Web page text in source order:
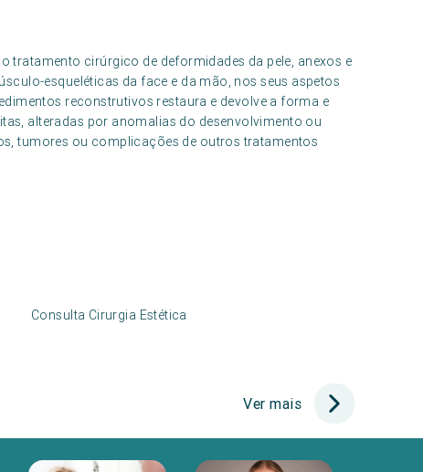
tratamento cirúrgico de deformidades da pele, anexos e
esqueléticas da face e da mão, nos seus aspetos
reconstrutivos restaura e devolve a forma e
alteradas por anomalias do desenvolvimento ou
tumores ou complicações de outros tratamentos
Consulta Cirurgia Estética
Ver mais